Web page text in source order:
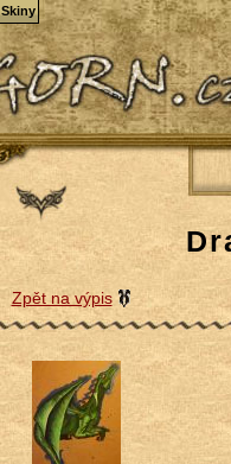
Zpět na výpis
Skiny